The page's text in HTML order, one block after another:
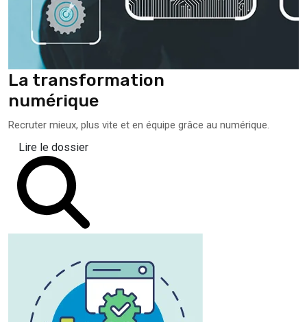
La transformation
numérique
Recruter mieux, plus vite et en équipe grâce au numérique.
Lire le dossier